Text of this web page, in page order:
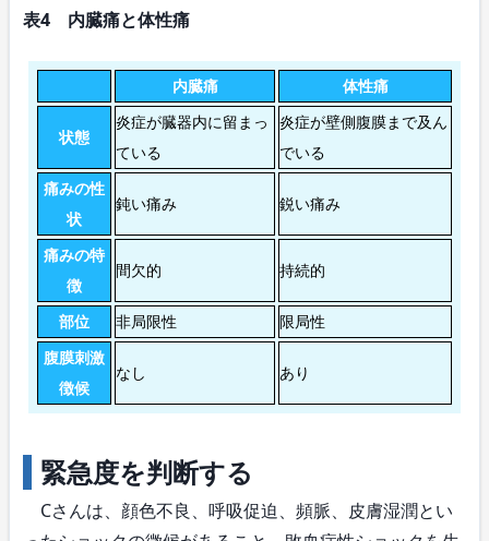
表4 内臓痛と体性痛
内臓痛 体性痛
状態
炎症が臓器内に留まっ
ている
炎症が壁側腹膜まで及ん
でいる
痛みの性
状
鈍い痛み 鋭い痛み
痛みの特
徴
間欠的 持続的
部位 非局限性
限局性
腹膜刺激
徴候
なし あり
緊急度を判断する
Cさんは、顔色不良、呼吸促迫、頻脈、皮膚湿潤とい